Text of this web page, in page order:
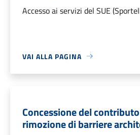
Accesso ai servizi del SUE
VAI ALLA PAGINA
Concessione del
rimozione di barriere